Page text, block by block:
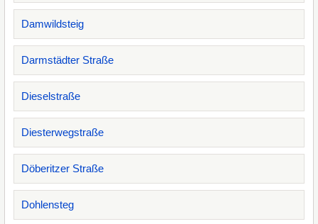
Damwildsteig
Darmstädter Straße
Dieselstraße
Diesterwegstraße
Döberitzer Straße
Dohlensteg